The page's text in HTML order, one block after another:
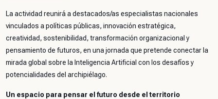
La actividad reunirá a destacados/as especialistas nacionales
vinculados a políticas públicas, innovación estratégica,
creatividad, sostenibilidad, transformación organizacional y
pensamiento de futuros, en una jornada que pretende conectar la
mirada global sobre la Inteligencia Artificial con los desafíos y
potencialidades del archipiélago.
Un espacio para pensar el futuro desde el territorio